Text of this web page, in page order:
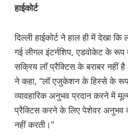
हाईकोर्ट
दिल्ली हाईकोर्ट ने हाल ही में देखा
गई लीगल इंटर्नशिप, एडवोकेट के रूप
सक्रिय लॉ प्रैक्टिस के बराबर नहीं
ने कहा, “लॉ एजुकेशन के हिस्से के रूप
व्यावहारिक अनुभव प्रदान करने में
प्रैक्टिस करने के लिए पेशेवर अनुभव
नहीं करती।”